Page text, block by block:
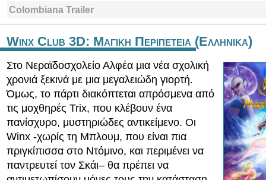
Colombiana Trailer
Winx Club 3D: Μαγικη Περιπετεια (Ελληνικα)
Στο Νεραϊδοσχολείο Αλφέα μια νέα σχολική
χρονιά ξεκινά με μια μεγαλειώδη γιορτή.
Όμως, το πάρτι διακόπτεται απρόσμενα από
τις μοχθηρές Trix, που κλέβουν ένα
πανίσχυρο, μυστηριώδες αντικείμενο. Οι
Winx -χωρίς τη Μπλουμ, που είναι πια
πριγκίπισσα στο Ντόμινο, και περιμένει να
παντρευτεί τον Σκάι– θα πρέπει να